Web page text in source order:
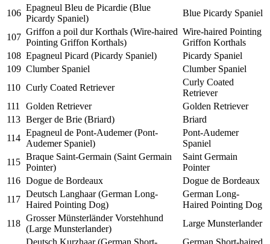
106
Epagneul Bleu de Picardie (Blue
Picardy Spaniel)
Blue Picardy Spaniel
107
Griffon a poil dur Korthals (Wire-haired
Pointing Griffon Korthals)
Wire-haired Pointing
Griffon Korthals
108 Epagneul Picard (Picardy Spaniel)
Picardy Spaniel
109 Clumber Spaniel
Clumber Spaniel
110 Curly Coated Retriever
Curly Coated
Retriever
111
Golden Retriever
Golden Retriever
113 Berger de Brie (Briard)
Briard
114
Epagneul de Pont-Audemer (Pont-
Audemer Spaniel)
Pont-Audemer
Spaniel
115
Braque Saint-Germain (Saint Germain
Pointer)
Saint Germain
Pointer
116 Dogue de Bordeaux
Dogue de Bordeaux
117
Deutsch Langhaar (German Long-
Haired Pointing Dog)
German Long-
Haired Pointing Dog
118
Grosser Münsterländer Vorstehhund
(Large Munsterlander)
Large Munsterlander
Deutsch Kurzhaar (German Short- German Short-haired